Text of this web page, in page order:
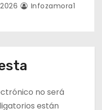
Infozamora1
no será
están